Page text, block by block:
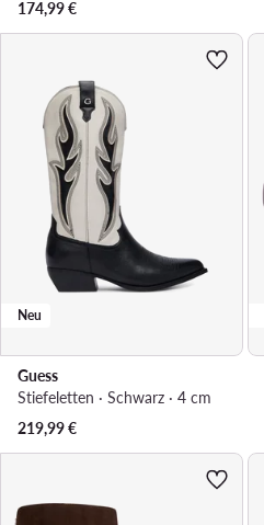
174,99€
Neu
Guess
Stiefeletten · Schwarz · 4 cm
219,99€